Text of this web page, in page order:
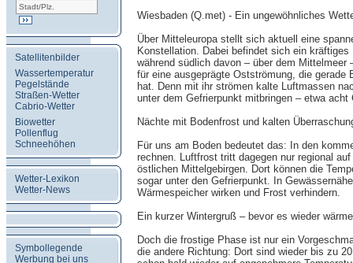
Satellitenbilder
Wassertemperatur
Pegelstände
Straßen-Wetter
Cabrio-Wetter
Biowetter
Pollenflug
Schneehöhen
Wetter-Lexikon
Wetter-News
Symbollegende
Werbung bei uns
Wiesbaden (Q.met) - Ein ungewöhnliches
Über Mitteleuropa stellt sich aktuell eine
Konstellation. Dabei befindet sich ein
während südlich davon – über dem
für eine ausgeprägte Ostströmung, die gerade
hat. Denn mit ihr strömen kalte Luftmassen
unter dem Gefrierpunkt mitbringen – etwa
Nächte mit Bodenfrost und kalten
Für uns am Boden bedeutet das: In den
rechnen. Luftfrost tritt dagegen nur regional
östlichen Mittelgebirgen. Dort können die
sogar unter den Gefrierpunkt. In
Wärmespeicher wirken und Frost verhindern.
Ein kurzer Wintergruß – bevor es wieder
Doch die frostige Phase ist nur ein
die andere Richtung: Dort sind wieder bis zu